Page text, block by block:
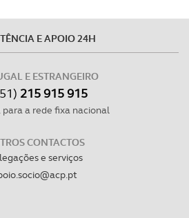
E APOIO 24H
E ESTRANGEIRO
215 915 915
a rede fixa nacional
CONTACTOS
e serviços